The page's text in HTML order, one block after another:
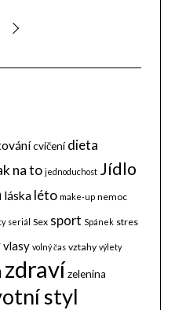
cvičení dieta
na to jednoduchost Jídlo
láska léto make-up nemoc
seriál Sex sport Spánek stres
vlasy volný čas vztahy výlety
zdravízelenina
styl